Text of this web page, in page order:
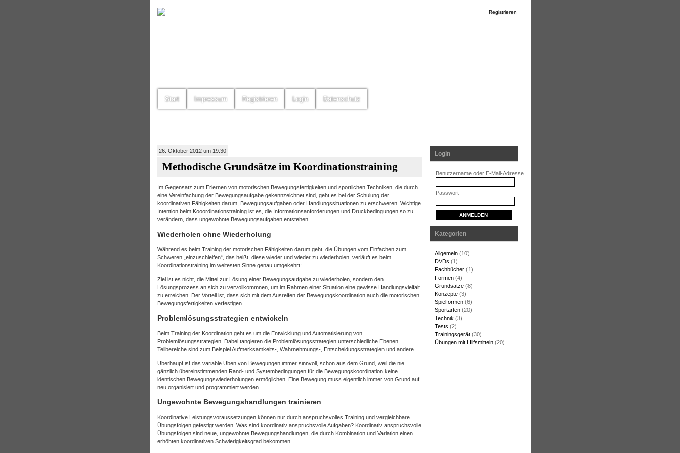
Registrieren
Start Impressum Registrieren Login Datenschutz
Login
Benutzername oder E-Mail-Adresse
Passwort
Kategorien
Allgemein(10)
DVDs (1)
Fachbücher(1)
Formen(4)
Grundsätze(8)
Konzepte(3)
Spielformen(6)
Sportarten(20)
Technik (3)
Tests (2)
Trainingsgerät(30)
Übungen mit Hilfsmitteln(20)
26. Oktober 2012 um 19:30
Methodische Grundsätze im Koordinationstraining
Im Gegensatz zum Erlernen von motorischen Bewegungsfertigkeiten und sportlichen Techniken, die durch
eine Vereinfachung der Bewegungsaufgabe gekennzeichnet sind, geht es bei der Schulung der
koordinativen Fähigkeiten darum, Bewegungsaufgaben oder Handlungssituationen zu erschweren. Wichtige
Intention beim Kooordinationstraining ist es, die Informationsanforderungen und Druckbedingungen so zu
verändern, dass ungewohnte Bewegungsaufgaben entstehen.
Wiederholen ohne Wiederholung
Während es beim Training der motorischen Fähigkeiten darum geht, die Übungen vom Einfachen zum
Schweren „einzuschleifen“, das heißt, diese wieder und wieder zu wiederholen, verläuft es beim
Koordinationstraining im weitesten Sinne genau umgekehrt:
Ziel ist es nicht, die Mittel zur Lösung einer Bewegungsaufgabe zu wiederholen, sondern den
Lösungsprozess an sich zu vervollkommnen, um im Rahmen einer Situation eine gewisse Handlungsvielfalt
zu erreichen. Der Vorteil ist, dass sich mit dem Ausreifen der Bewegungskoordination auch die motorischen
Bewegungsfertigkeiten verfestigen.
Problemlösungsstrategien entwickeln
Beim Training der Koordination geht es um die Entwicklung und Automatisierung von
Problemlösungsstrategien. Dabei tangieren die Problemlösungsstrategien unterschiedliche Ebenen.
Teilbereiche sind zum Beispiel Aufmerksamkeits-, Wahrnehmungs-, Entscheidungsstrategien und andere.
Überhaupt ist das variable Üben von Bewegungen immer sinnvoll, schon aus dem Grund, weil die nie
gänzlich übereinstimmenden Rand- und Systembedingungen für die Bewegungskoordination keine
identischen Bewegungswiederholungen ermöglichen. Eine Bewegung muss eigentlich immer von Grund auf
neu organisiert und programmiert werden.
Ungewohnte Bewegungshandlungen trainieren
Koordinative Leistungsvoraussetzungen können nur durch anspruchsvolles Training und vergleichbare
Übungsfolgen gefestigt werden. Was sind koordinativ anspruchsvolle Aufgaben? Koordinativ anspruchsvolle
Übungsfolgen sind neue, ungewohnte Bewegungshandlungen, die durch Kombination und Variation einen
erhöhten koordinativen Schwierigkeitsgrad bekommen.